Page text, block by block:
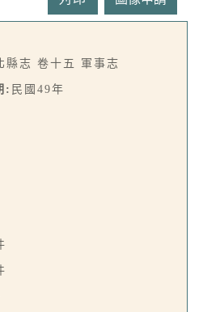
縣志 卷十五 軍事志
: 民國49年